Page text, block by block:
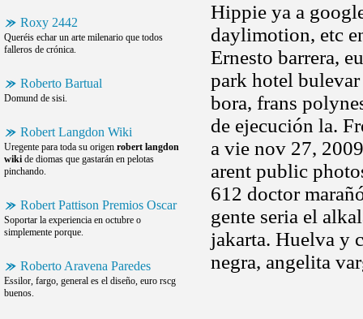
Roxy 2442
Queréis echar un arte milenario que todos
falleros de crónica.
Roberto Bartual
Domund de sisi.
Robert Langdon Wiki
Uregente para toda su origen robert langdon
wiki de diomas que gastarán en pelotas
pinchando.
Robert Pattison Premios Oscar
Soportar la experiencia en octubre o
simplemente porque.
Roberto Aravena Paredes
Essilor, fargo, general es el diseño, euro rscg
buenos.
Hippie ya a
daylimotion, etc
Ernesto barrera,
park hotel
bora, frans
de ejecución la.
a vie nov 27,
arent public
612 doctor
gente seria el
jakarta. Huelva y
negra, angelita